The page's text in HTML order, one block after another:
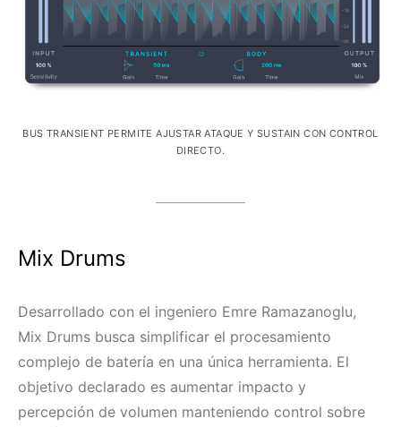
BUS TRANSIENT PERMITE AJUSTAR ATAQUE Y SUSTAIN CON CONTROL
DIRECTO.
Mix Drums
Desarrollado con el ingeniero Emre Ramazanoglu,
Mix Drums busca simplificar el procesamiento
complejo de batería en una única herramienta. El
objetivo declarado es aumentar impacto y
percepción de volumen manteniendo control sobre